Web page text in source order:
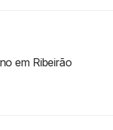
em Ribeirão